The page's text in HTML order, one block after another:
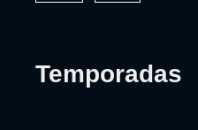
Temporadas